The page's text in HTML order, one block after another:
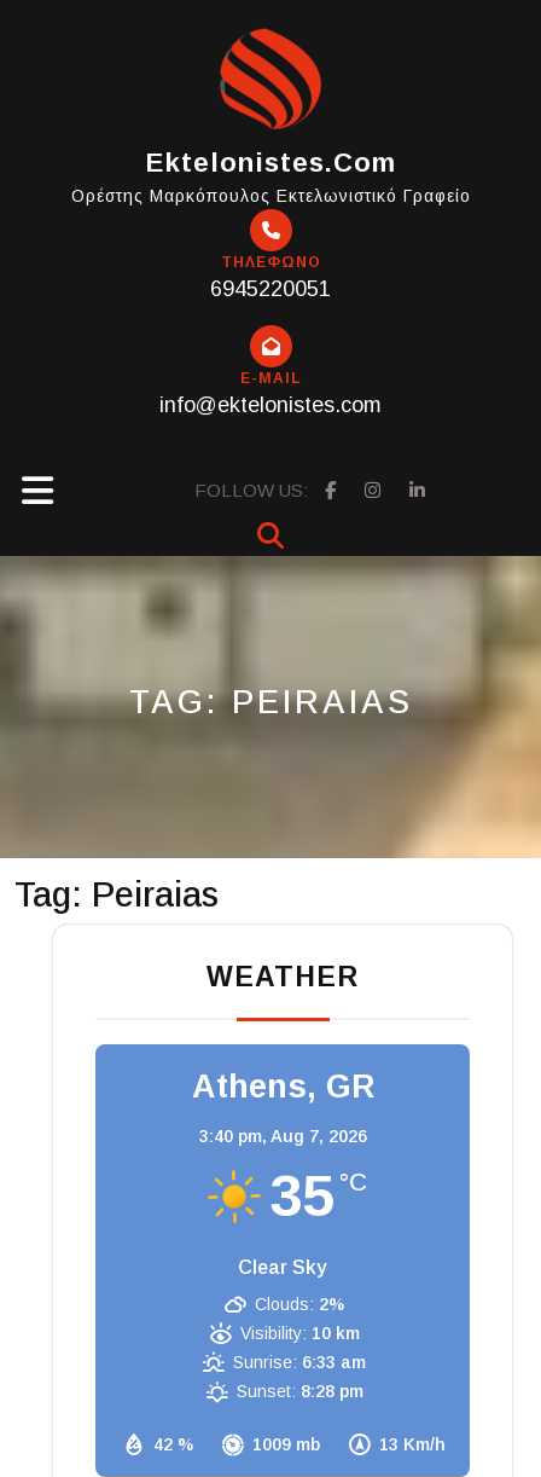
Ektelonistes.com
Ορέστης Μαρκόπουλος Εκτελωνιστικό Γραφείο
ΤΗΛΕΦΩΝΟ
6945220051
E-MAIL
info@ektelonistes.com
Open
FOLLOW US:
TAG:PEIRAIAS
Tag: Peiraias
WEATHER
Athens, GR
3:40 pm, Aug 7, 2026
35 °C
Clear Sky
42 % 1009 mb 13 Km/h
Clouds: 2%
Visibility: 10 km
Sunrise: 6:33 am
Sunset: 8:28 pm